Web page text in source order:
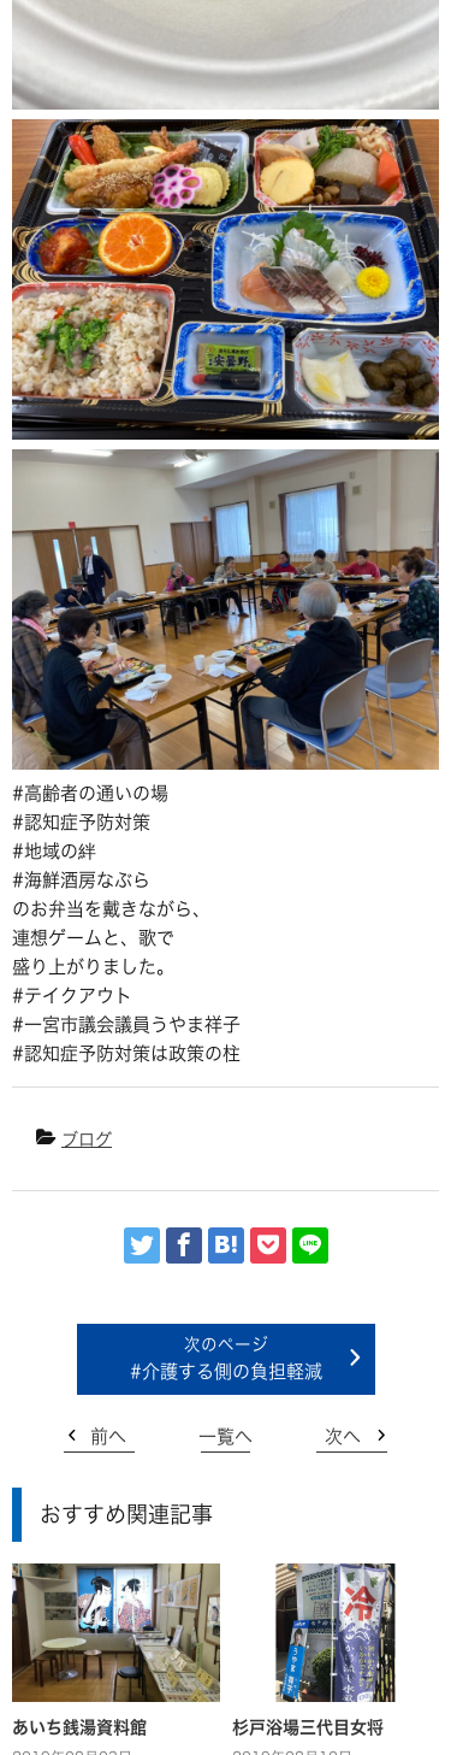
#高齢者の通いの場
#認知症予防対策
#地域の絆
#海鮮酒房なぶら
のお弁当を戴きながら、
連想ゲームと、歌で
盛り上がりました。
#テイクアウト
#一宮市議会議員うやま祥子
#認知症予防対策は政策の柱
ブログ
#介護する側の負担軽減
前へ 一覧へ 次へ
おすすめ関連記事
あいち銭湯資料館 杉戸浴場三代目女将